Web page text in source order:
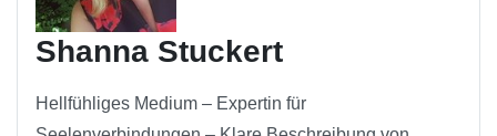
Shanna Stuckert
Hellfühliges Medium – Expertin für